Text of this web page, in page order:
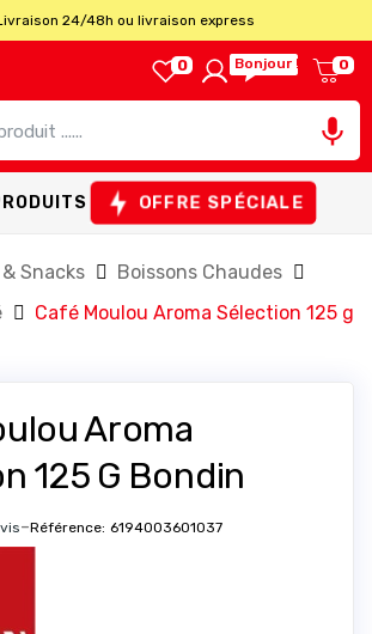
24/48h ou livraison express
0 Bonjour ! 0

OFFRE SPÉCIALE
Snacks
Boissons Chaudes
Café Moulou Aroma Sélection 125 g
Aroma
125 G Bondin
-Référence: 6194003601037